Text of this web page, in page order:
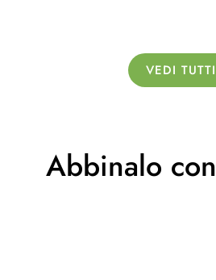
VEDI TUTTI
Abbinalo con